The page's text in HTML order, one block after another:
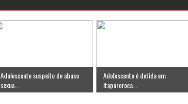
Adolescente suspeito de abuso
sexua...
Adolescente é detida em
Itapororoca...